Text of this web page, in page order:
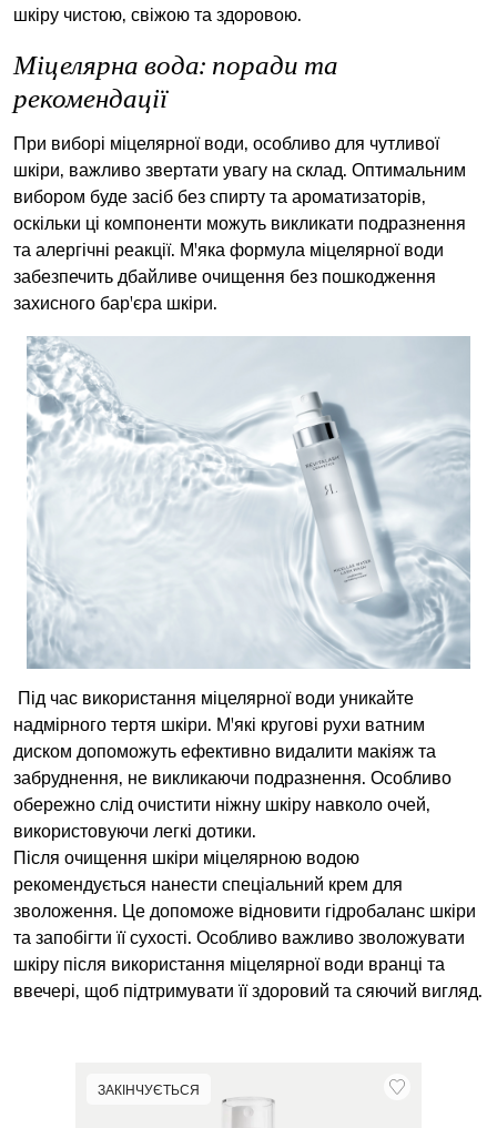
шкіру чистою, свіжою та здоровою.
Міцелярна вода: поради та
рекомендації
При виборі міцелярної води, особливо для чутливої
шкіри, важливо звертати увагу на склад. Оптимальним
вибором буде засіб без спирту та ароматизаторів,
оскільки ці компоненти можуть викликати подразнення
та алергічні реакції. М'яка формула міцелярної води
забезпечить дбайливе очищення без пошкодження
захисного бар'єра шкіри.
Під час використання міцелярної води уникайте
надмірного тертя шкіри. М'які кругові рухи ватним
диском допоможуть ефективно видалити макіяж та
забруднення, не викликаючи подразнення. Особливо
обережно слід очистити ніжну шкіру навколо очей,
використовуючи легкі дотики.
Після очищення шкіри міцелярною водою
рекомендується нанести спеціальний крем для
зволоження. Це допоможе відновити гідробаланс шкіри
та запобігти її сухості. Особливо важливо зволожувати
шкіру після використання міцелярної води вранці та
ввечері, щоб підтримувати її здоровий та сяючий вигляд.
ЗАКІНЧУЄТЬСЯ